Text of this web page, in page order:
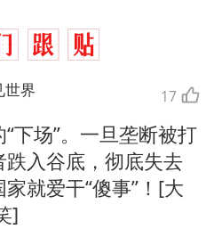
世界 17
下场”。一旦垄断被打
入谷底，彻底失去
就爱干“傻事”！[大
]